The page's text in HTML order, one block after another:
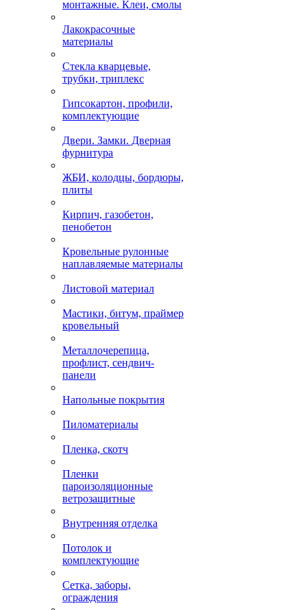
монтажные. Клеи, смолы
Лакокрасочные
материалы
Стекла кварцевые,
трубки, триплекс
Гипсокартон, профили,
комплектующие
Двери. Замки. Дверная
фурнитура
ЖБИ, колодцы, бордюры,
плиты
Кирпич, газобетон,
пенобетон
Кровельные рулонные
наплавляемые материалы
Листовой материал
Мастики, битум, праймер
кровельный
Металлочерепица,
профлист, сендвич-
панели
Напольные покрытия
Пиломатериалы
Пленка, скотч
Пленки
пароизоляционные
ветрозащитные
Внутренняя отделка
Потолок и
комплектующие
Сетка, заборы,
ограждения